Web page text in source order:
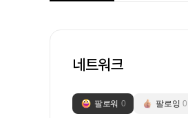
네트워크
팔로워 0 팔로잉 0